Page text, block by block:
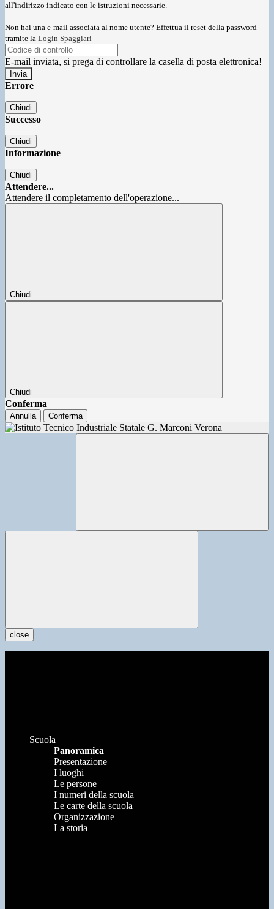
all'indirizzo indicato con le istruzioni necessarie.
Non hai una e-mail associata al nome utente? Effettua il reset della password
tramite la Login Spaggiari
E-mail inviata, si prega di controllare la casella di posta elettronica!
Errore
Chiudi
Successo
Chiudi
Informazione
Chiudi
Attendere...
Attendere il completamento dell'operazione...
Chiudi
Chiudi
Conferma
Annulla Conferma
close
Scuola
Panoramica
Presentazione
I luoghi
Le persone
I numeri della scuola
Le carte della scuola
Organizzazione
La storia